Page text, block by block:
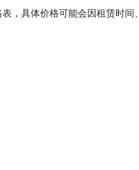
具体价格可能会因租赁时间